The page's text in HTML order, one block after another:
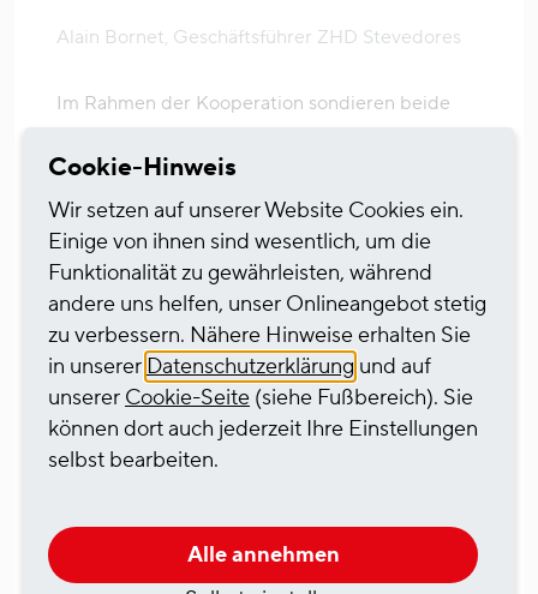
Alain Bornet, Geschäftsführer ZHD Stevedores
Im Rahmen der Kooperation sondieren beide
wie die konkrete Ausgestaltung der Fläche.
Über die Projektpartner:
Informationen zum
Geschäftsbereich HGK
Logistics and Intermodal
(neska)
Über ZHD Stevedores
Cookie-Hinweis
Wir setzen auf unserer Website Cookies ein.
Einige von ihnen sind wesentlich, um die
Funktionalität zu gewährleisten, während
andere uns helfen, unser Onlineangebot stetig
zu verbessern. Nähere Hinweise erhalten Sie
in unserer Datenschutzerklärung und auf
unserer Cookie-Seite (siehe Fußbereich). Sie
können dort auch jederzeit Ihre Einstellungen
selbst bearbeiten.
Alle annehmen